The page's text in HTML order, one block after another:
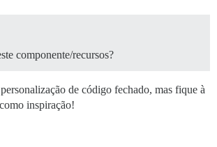
componente/recursos?
de código fechado, mas fique à
inspiração!